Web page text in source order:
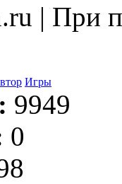
| При
Игры
9949
0